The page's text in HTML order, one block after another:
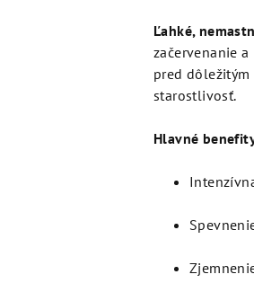
Ľahké,
začervenanie
pred
starostlivosť.
Hlavné